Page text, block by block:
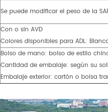
Se puede modificar el peso de la
Con o sin AVD
Colores disponibles para ADL:
Bolso de mano: bolso de estilo
Cantidad de embalaje: según su
Embalaje exterior: cartón o bolsa